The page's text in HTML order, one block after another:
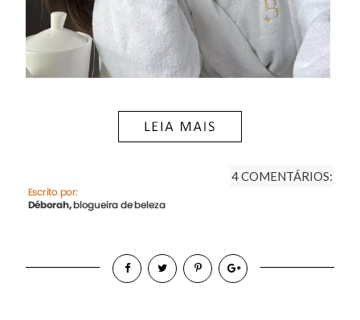
4 COMENTÁRIOS: